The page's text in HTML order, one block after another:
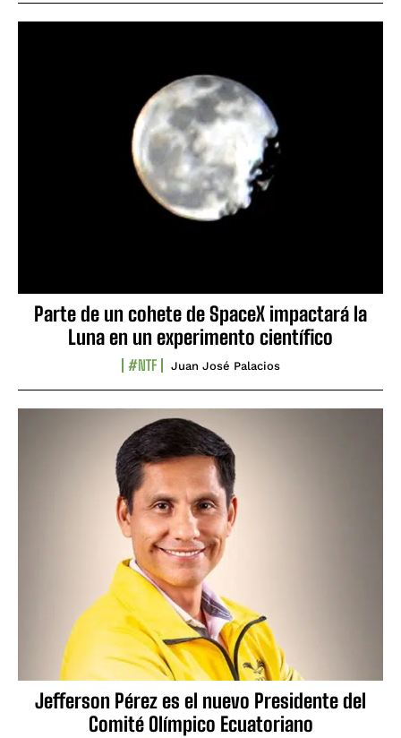
Parte de un cohete de SpaceX impactará la
Luna en un experimento científico
#NTF Juan José Palacios
Jefferson Pérez es el nuevo Presidente del
Comité Olímpico Ecuatoriano